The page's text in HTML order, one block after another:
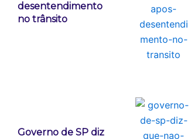
desentendimento
no trânsito
Governo de SP diz